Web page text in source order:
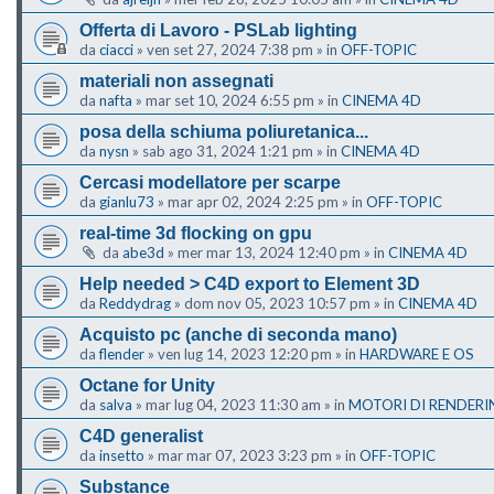
Offerta di Lavoro - PSLab lighting
da ciacci » ven set 27, 2024 7:38 pm » in OFF-TOPIC
materiali non assegnati
da nafta » mar set 10, 2024 6:55 pm » in CINEMA 4D
posa della schiuma poliuretanica...
da nysn » sab ago 31, 2024 1:21 pm » in CINEMA 4D
Cercasi modellatore per scarpe
da gianlu73 » mar apr 02, 2024 2:25 pm » in OFF-TOPIC
real-time 3d flocking on gpu
da abe3d » mer mar 13, 2024 12:40 pm » in CINEMA 4D
Help needed > C4D export to Element 3D
da Reddydrag » dom nov 05, 2023 10:57 pm » in CINEMA 4D
Acquisto pc (anche di seconda mano)
daflender » ven lug 14, 2023 12:20 pm » in HARDWARE E OS
Octane for Unity
da salva » mar lug 04, 2023 11:30 am » in MOTORI DI
C4D generalist
da insetto » mar mar 07, 2023 3:23 pm » in OFF-TOPIC
Substance